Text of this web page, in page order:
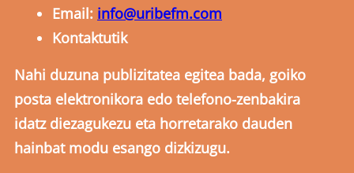
Email: info@uribefm.com
Kontaktutik
Nahi duzuna publizitatea egitea bada, goiko
posta elektronikora edo telefono-zenbakira
idatz diezagukezu eta horretarako dauden
hainbat modu esango dizkizugu.